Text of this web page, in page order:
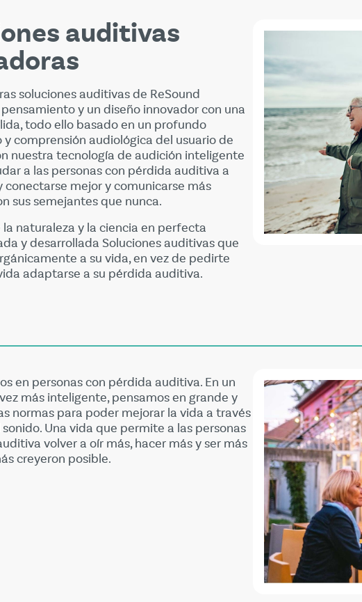
auditivas
soluciones auditivas de ReSound
y un diseño innovador con una
todo ello basado en un profundo
comprensión audiológica del usuario de
nuestra tecnología de audición inteligente
a las personas con pérdida auditiva a
conectarse mejor y comunicarse más
sus semejantes que nunca.
la naturaleza y la ciencia en perfecta
y desarrollada Soluciones auditivas que
a su vida, en vez de pedirte
adaptarse a su pérdida auditiva.
en personas con pérdida auditiva. En un
más inteligente, pensamos en grande y
normas para poder mejorar la vida a través
Una vida que permite a las personas
volver a oír más, hacer más y ser más
creyeron posible.